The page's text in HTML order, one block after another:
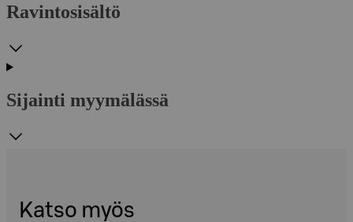
Ravintosisältö
Sijainti myymälässä
Katso myös